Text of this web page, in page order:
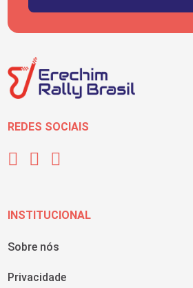
REDES SOCIAIS
INSTITUCIONAL
Sobre nós
Privacidade